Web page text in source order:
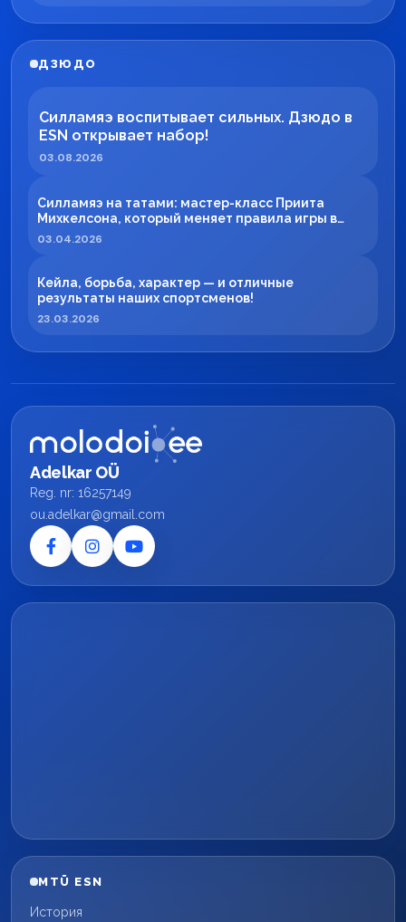
ДЗЮДО
Силламяэ воспитывает сильных. Дзюдо в
ESN открывает набор!
03.08.2026
Силламяэ на татами: мастер-класс Приита
Михкелсона, который меняет правила игры в
регионе
03.04.2026
Кейла, борьба, характер — и отличные
результаты наших спортсменов!
23.03.2026
Adelkar OÜ
Reg. nr: 16257149
ou.adelkar@gmail.com
MTÜ ESN
История